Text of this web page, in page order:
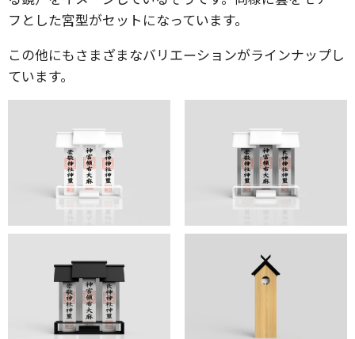
フとした宮型がセットになっています。
この他にもさまざまなバリエーションがラインナップし
ています。